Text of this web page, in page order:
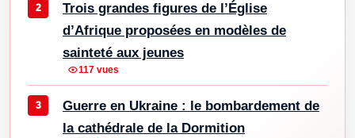
Trois grandes figures de l’Église
d’Afrique proposées en modèles de
sainteté aux jeunes
117 vues
Guerre en Ukraine : le bombardement de
la cathédrale de la Dormition